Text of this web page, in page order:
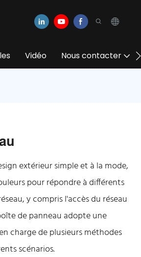
Vidéo Nous contacter
extérieur simple et à la mode,
pour répondre à différents
y compris l'accès du réseau
de panneau adopte une
charge de plusieurs méthodes
scénarios.